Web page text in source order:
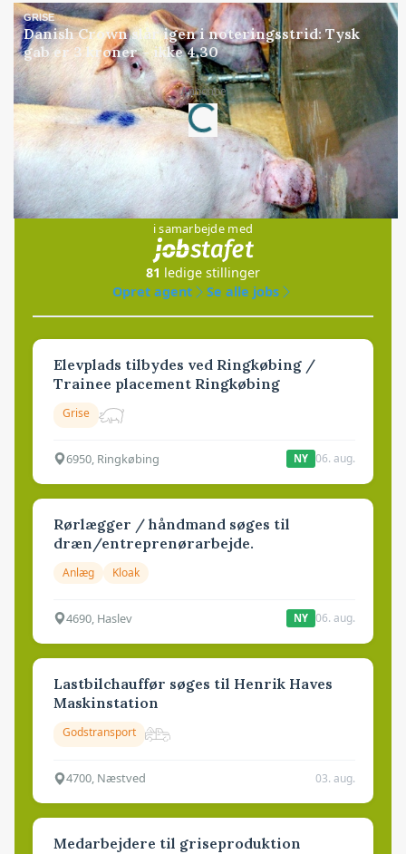
GRISE
Danish Crown slår igen i noteringsstrid: Tysk
gab er 3 kroner – ikke 4,30
Annonce
Loading...
Jobs
i samarbejde med
81 ledige stillinger
Opret agent
Se alle jobs
Elevplads tilbydes ved Ringkøbing /
Trainee placement Ringkøbing
Grise
6950, Ringkøbing NY 06. aug.
Rørlægger / håndmand søges til
dræn/entreprenørarbejde.
Anlæg Kloak
4690, Haslev NY 06. aug.
Lastbilchauffør søges til Henrik Haves
Maskinstation
Godstransport
4700, Næstved 03. aug.
Medarbejdere til griseproduktion